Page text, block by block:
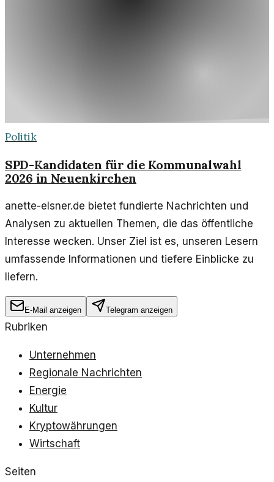
Politik
SPD-Kandidaten für die Kommunalwahl
2026 in Neuenkirchen
anette-elsner.de bietet fundierte Nachrichten und
Analysen zu aktuellen Themen, die das öffentliche
Interesse wecken. Unser Ziel ist es, unseren Lesern
umfassende Informationen und tiefere Einblicke zu
liefern.
E-Mail anzeigen Telegram anzeigen
Rubriken
Unternehmen
Regionale Nachrichten
Energie
Kultur
Kryptowährungen
Wirtschaft
Seiten